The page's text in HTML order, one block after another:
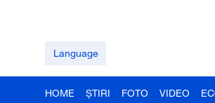
Language
HOME ȘTIRI FOTO VIDEO